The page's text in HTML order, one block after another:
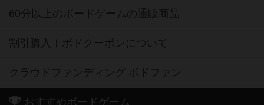
60分以上のボードゲームの通販商品
割引購入！ボドクーポンについて
クラウドファンディング ボドファン
おすすめボードゲーム